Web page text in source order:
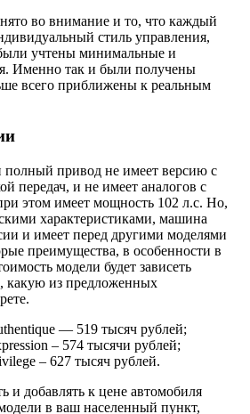
во внимание и то, что каждый
стиль управления,
учтены минимальные и
Именно так и были получены
всего приближены к реальным
привод не имеет версию с
передач, и не имеет аналогов с
этом имеет мощность 102 л.с. Но,
характеристиками, машина
и имеет перед другими моделями
преимущества, в особенности в
модели будет зависеть
какую из предложенных
— 519 тысяч рублей;
– 574 тысячи рублей;
– 627 тысяч рублей.
и добавлять к цене автомобиля
в ваш населенный пункт,